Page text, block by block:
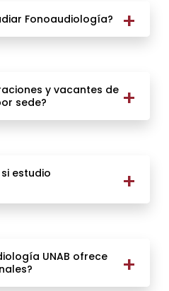
Fonoaudiología?
y vacantes de
sede?
estudio
UNAB ofrece